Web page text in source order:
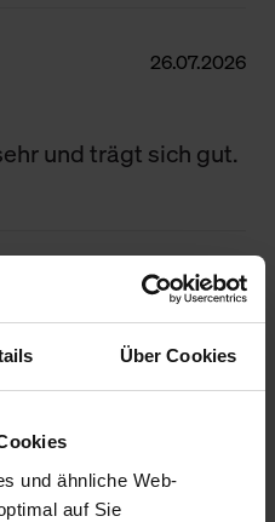
Über Cookies
und ähnliche Web-
auf Sie
26.07.2026
und trägt sich gut.
25.07.2026
Dank!